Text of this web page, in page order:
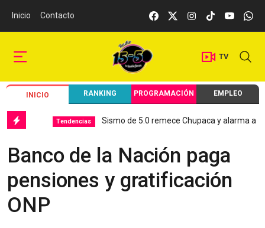
Inicio Contacto
TV
INICIO RANKING PROGRAMACIÓN EMPLEO
Tendencias Sismo de 5.0 remece Chupaca y alarma a Junín
Banco de la Nación paga
pensiones y gratificación
ONP